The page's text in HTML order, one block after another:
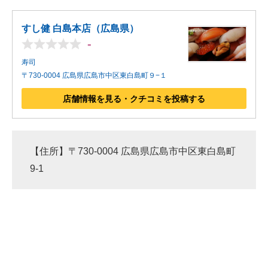
すし健 白島本店（広島県）
-
寿司
〒730-0004 広島県広島市中区東白島町９−１
店舗情報を見る・クチコミを投稿する
【住所】〒730-0004 広島県広島市中区東白島町
9-1